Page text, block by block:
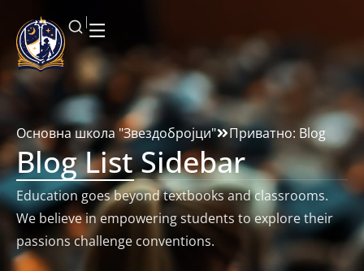
Основна школа "Звездобројци" Приватно: Blog
Blog List Sidebar
Education goes beyond textbooks and classrooms.
We believe in empowering students to explore their
passions challenge conventions.